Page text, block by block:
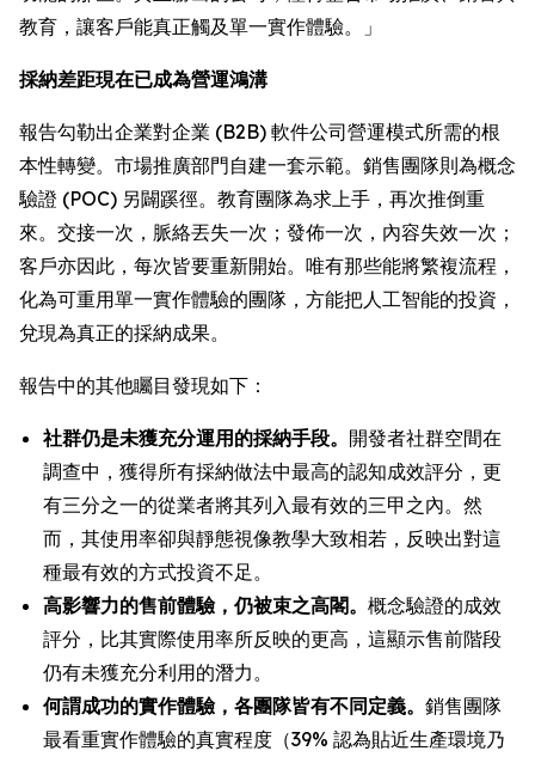
教育，讓客戶能真正觸及單一實作體驗。」
採納差距現在已成為營運鴻溝
報告勾勒出企業對企業 (B2B) 軟件公司營運模式所需的根
本性轉變。市場推廣部門自建一套示範。銷售團隊則為概念
驗證 (POC) 另闢蹊徑。教育團隊為求上手，再次推倒重
來。交接一次，脈絡丟失一次；發佈一次，內容失效一次；
客戶亦因此，每次皆要重新開始。唯有那些能將繁複流程，
化為可重用單一實作體驗的團隊，方能把人工智能的投資，
兌現為真正的採納成果。
報告中的其他矚目發現如下：
社群仍是未獲充分運用的採納手段。 開發者社群空間在
調查中，獲得所有採納做法中最高的認知成效評分，更
有三分之一的從業者將其列入最有效的三甲之內。然
而，其使用率卻與靜態視像教學大致相若，反映出對這
種最有效的方式投資不足。
高影響力的售前體驗，仍被束之高閣。 概念驗證的成效
評分，比其實際使用率所反映的更高，這顯示售前階段
仍有未獲充分利用的潛力。
何謂成功的實作體驗，各團隊皆有不同定義。 銷售團隊
最看重實作體驗的真實程度（39% 認為貼近生產環境乃